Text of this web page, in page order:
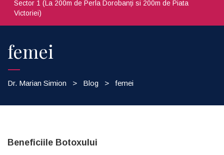
Sector 1 (La 200m de Perla Dorobanți si 200m de Piata
Victoriei)
femei
Dr. Marian Simion > Blog > femei
Beneficiile Botoxului